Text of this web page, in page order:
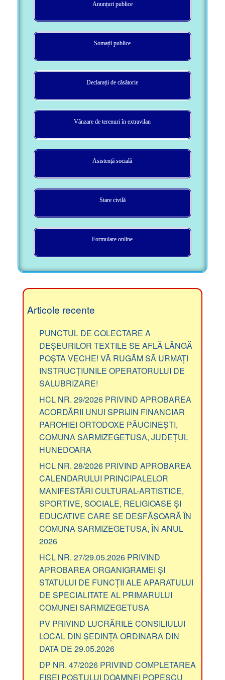
Anunțuri publice
Somații publice
Declarații de căsătorie
Vânzare de terenuri în extravilan
Asistență socială
Stare civilă
Formulare online
Articole recente
PUNCTUL DE COLECTARE A
DEȘEURILOR TEXTILE SE AFLĂ LÂNGĂ
POȘTA VECHE! VĂ RUGĂM SĂ URMAȚI
INSTRUCȚIUNILE OPERATORULUI DE
SALUBRIZARE!
HCL NR. 29/2026 PRIVIND APROBAREA
ACORDĂRII UNUI SPRIJIN FINANCIAR
PAROHIEI ORTODOXE PĂUCINEȘTI,
COMUNA SARMIZEGETUSA, JUDEȚUL
HUNEDOARA
HCL NR. 28/2026 PRIVIND APROBAREA
CALENDARULUI PRINCIPALELOR
MANIFESTĂRI CULTURAL-ARTISTICE,
SPORTIVE, SOCIALE, RELIGIOASE ȘI
EDUCATIVE CARE SE DESFĂȘOARĂ ÎN
COMUNA SARMIZEGETUSA, ÎN ANUL
2026
HCL NR. 27/29.05.2026 PRIVIND
APROBAREA ORGANIGRAMEI ȘI
STATULUI DE FUNCȚII ALE APARATULUI
DE SPECIALITATE AL PRIMARULUI
COMUNEI SARMIZEGETUSA
PV PRIVIND LUCRĂRILE CONSILIULUI
LOCAL DIN ȘEDINȚA ORDINARA DIN
DATA DE 29.05.2026
DP NR. 47/2026 PRIVIND COMPLETAREA
FIȘEI POSTULUI DOAMNEI POPESCU